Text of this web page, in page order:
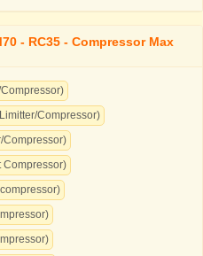
- RC35 - Compressor Max
Compressor)
Compressor)
Compressor)